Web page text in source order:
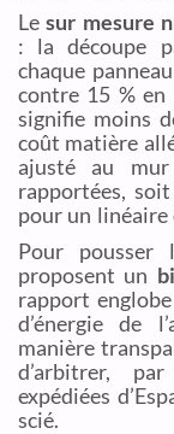
Lesur mesure
: la découpe
chaque
contre 15 %
signifie moins
coût matière
ajusté au
rapportées, soit
pour un linéaire
Pour pousser
proposent un
rapport
d’énergie de
manière
d’arbitrer,
expédiées
scié.